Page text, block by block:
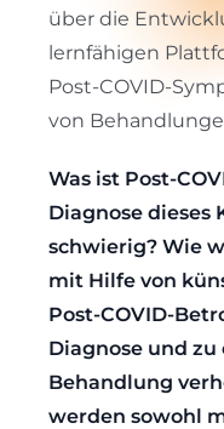
über die
lernfähigen
Post-COVID-
von
Was ist Post-
Diagnose dieses
schwierig? Wie
mit Hilfe von
Post-COVID-
Diagnose und
Behandlung
werden sowohl